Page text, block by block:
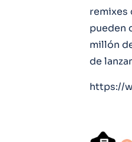
remixes
pueden
millón
de
https://